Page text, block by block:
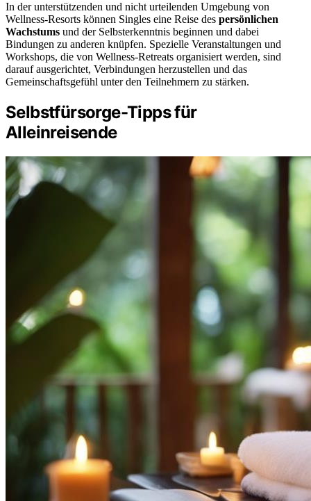
In der unterstützenden und nicht urteilenden Umgebung von
Wellness-Resorts können Singles eine Reise des persönlichen
Wachstums und der Selbsterkenntnis beginnen und dabei
Bindungen zu anderen knüpfen. Spezielle Veranstaltungen und
Workshops, die von Wellness-Retreats organisiert werden, sind
darauf ausgerichtet, Verbindungen herzustellen und das
Gemeinschaftsgefühl unter den Teilnehmern zu stärken.
Selbstfürsorge-Tipps für
Alleinreisende